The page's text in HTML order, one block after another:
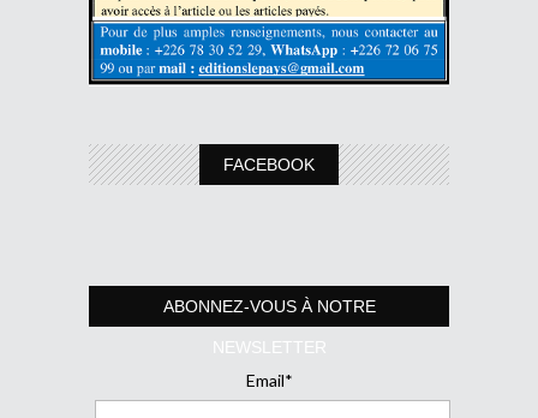
FACEBOOK
ABONNEZ-VOUS À NOTRE
NEWSLETTER
Email*